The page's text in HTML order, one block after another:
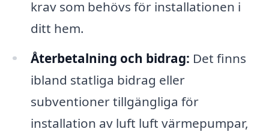
krav som behövs för installationen i
ditt hem.
Återbetalning och bidrag: Det finns
ibland statliga bidrag eller
subventioner tillgängliga för
installation av luft luft värmepumpar,